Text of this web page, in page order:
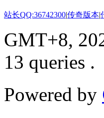
站长QQ:36742300|传奇版本|
GMT+8,
13 queries .
Powered by